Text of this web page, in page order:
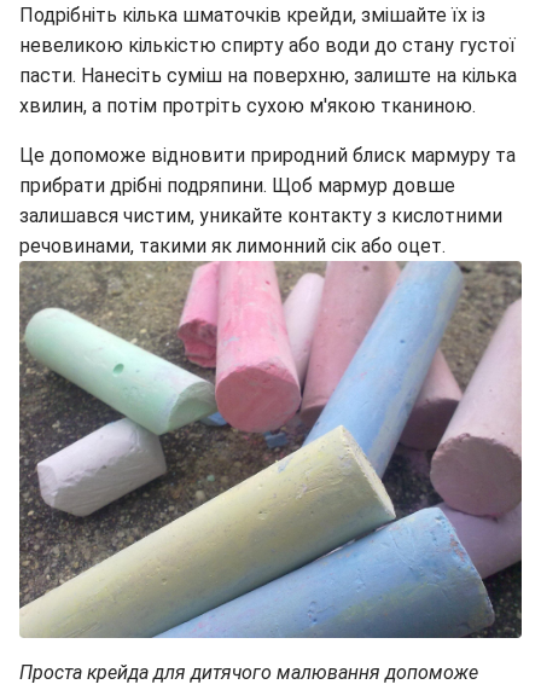
Подрібніть кілька шматочків крейди, змішайте їх із
невеликою кількістю спирту або води до стану густої
пасти. Нанесіть суміш на поверхню, залиште на кілька
хвилин, а потім протріть сухою м'якою тканиною.
Це допоможе відновити природний блиск мармуру та
прибрати дрібні подряпини. Щоб мармур довше
залишався чистим, уникайте контакту з кислотними
речовинами, такими як лимонний сік або оцет.
Проста крейда для дитячого малювання допоможе